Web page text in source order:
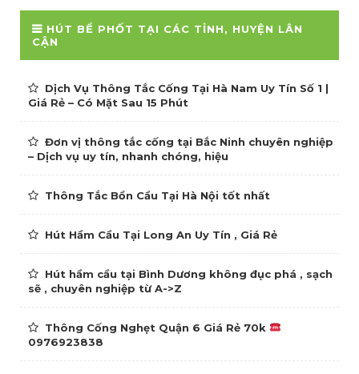
HÚT BỂ PHỐT TẠI CÁC TỈNH, HUYỆN LÂN
CẬN
Dịch Vụ Thông Tắc Cống Tại Hà Nam Uy Tín Số 1 |
Giá Rẻ – Có Mặt Sau 15 Phút
Đơn vị thông tắc cống tại Bắc Ninh chuyên nghiệp
– Dịch vụ uy tín, nhanh chóng, hiệu
Thông Tắc Bồn Cầu Tại Hà Nội tốt nhất
Hút Hầm Cầu Tại Long An Uy Tín , Giá Rẻ
Hút hầm cầu tại Bình Dương không đục phá , sạch
sẽ , chuyên nghiệp từ A->Z
Thông Cống Nghẹt Quận 6 Giá Rẻ 70k
0976923838